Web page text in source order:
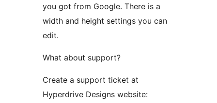
you got from Google. There is a
width and height settings you can
edit.
What about support?
Create a support ticket at
Hyperdrive Designs website: